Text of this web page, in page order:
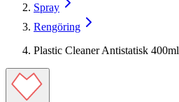
Spray
Rengöring
Plastic Cleaner Antistatisk 400ml